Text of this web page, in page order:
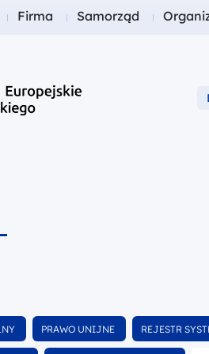
Fundusze dla
Firma Fundusze dla
Samorząd
dla Lubuskiego
Wyfiltruj
PRAWO UNIJNE
wśród dokumentów
Wyfiltruj
REJESTR
wśród